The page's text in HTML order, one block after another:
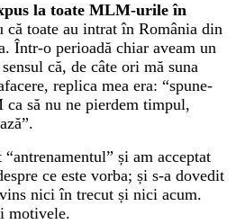
la toate MLM-urile în
că toate au intrat în România din
Într-o perioadă chiar aveam un
că, de câte ori mă suna
replica mea era: “spune-
să nu ne pierdem timpul,
și am acceptat
ce este vorba; și s-a dovedit
nici în trecut și nici acum.
motivele.